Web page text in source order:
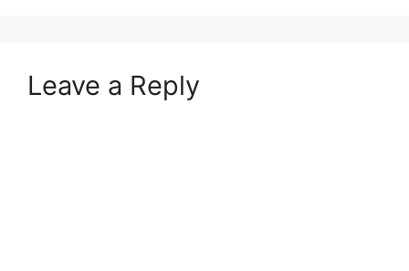
Leave a Reply